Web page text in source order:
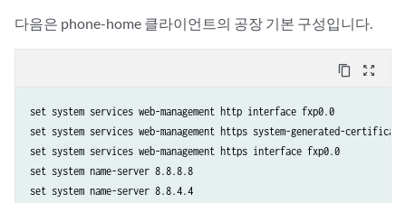
다음은 phone-home 클라이언트의 공장 기본 구성입니다.
content_copy zoom_out_map
set system services web-management http interface fxp0.0
set system services web-management https system-generated-certificate
set system services web-management https interface fxp0.0
set system name-server 8.8.8.8
set system name-server 8.8.4.4